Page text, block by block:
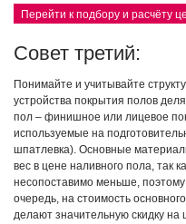
Перейти к подбору и расчёту
Совет третий:
Понимайте и учитывайте
устройства покрытия полов
пол – финишное или лицевое
используемые на
шпатлевка). Основные
вес в цене наливного пола, так
несопоставимо меньше,
очередь, на стоимость
делают значительную скидку